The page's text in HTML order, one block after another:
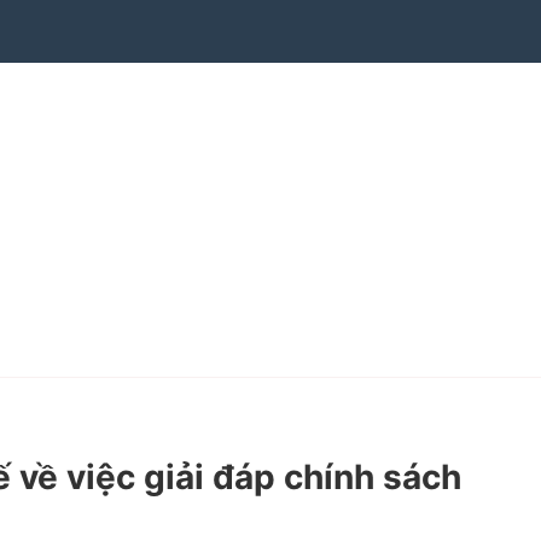
về việc giải đáp chính sách